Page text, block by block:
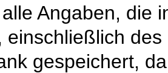
Angaben, die
einschließlich
gespeichert,